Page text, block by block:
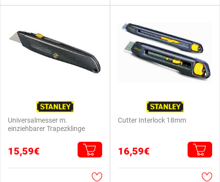
Universalmesser m.
einziehbarer Trapezklinge
15,59€
Cutter Interlock 18mm
16,59€